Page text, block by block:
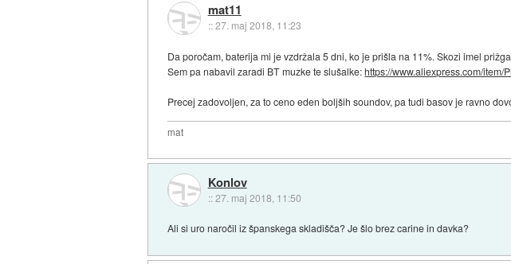
mat11
::27. maj 2018, 11:23
Da poročam, baterija mi je vzdržala 5 dni, ko je prišla na 11%. Skozi imel
Sem pa nabavil zaradi BT muzke te slušalke:https://www.aliexpress.com/item/
Precej zadovoljen, za to ceno eden boljših soundov, pa tudi basov je ravno
mat
Konlov
::27. maj 2018, 11:50
Ali si uro naročil iz španskega skladišča? Je šlo brez carine in davka?